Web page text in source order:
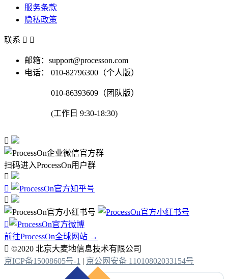
服务条款
隐私政策
联系  
邮箱：support@processon.com
电话：
010-82796300（个人版）
010-86393609（团队版）
(工作日 9:30-18:30)

扫码进入ProcessOn用户群




前往ProcessOn全球网站 →
 ©2020 北京大麦地信息技术有限公司
京ICP备15008605号-1 | 京公网安备 11010802033154号